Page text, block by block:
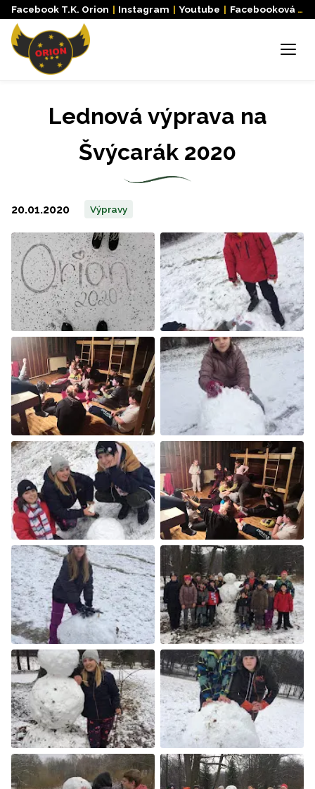
Facebook T.K. Orion | Instagram | Youtube | Facebooková skupina
Menu
Lednová výprava na
Švýcarák 2020
20.01.2020 Výpravy